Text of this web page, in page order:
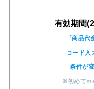
有効期間
『商品代
コード入
条件が
※初めて